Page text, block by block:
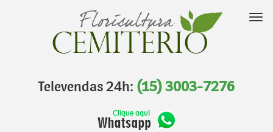
Televendas 24h: (15) 3003-7276